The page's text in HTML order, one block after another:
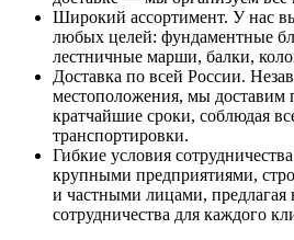
Широкий ассортимент. У нас
любых целей: фундаментные
лестничные марши, балки,
Доставка по всей России.
местоположения, мы доставим
кратчайшие сроки, соблюдая
транспортировки.
Гибкие условия
крупными предприятиями,
и частными лицами, предлагая
сотрудничества для каждого